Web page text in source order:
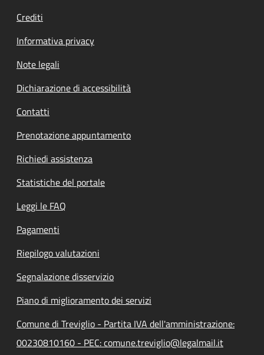
Crediti
Informativa privacy
Note legali
Dichiarazione di accessibilità
Contatti
Prenotazione appuntamento
Richiedi assistenza
Statistiche del portale
Leggi le FAQ
Pagamenti
Riepilogo valutazioni
Segnalazione disservizio
Piano di miglioramento dei servizi
Comune di Treviglio - Partita IVA dell'amministrazione:
00230810160 - PEC: comune.treviglio@legalmail.it